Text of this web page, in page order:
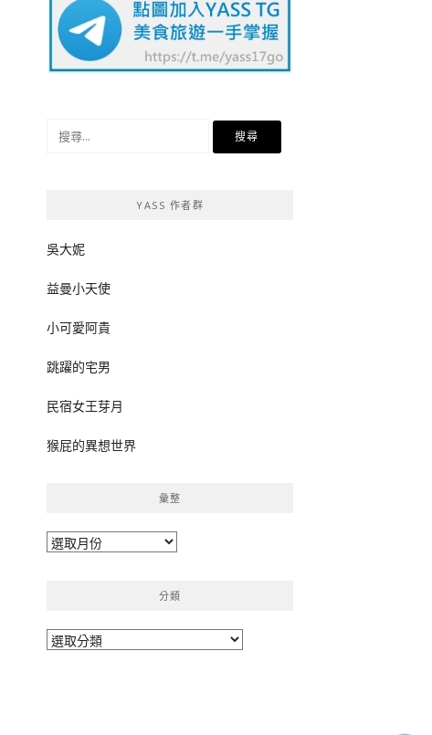
YASS 作者群
吳大妮
益曼小天使
小可愛阿貴
跳躍的宅男
民宿女王芽月
猴屁的異想世界
彙整
彙
分類
分